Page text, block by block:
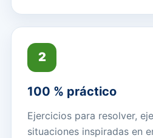
2
100 % práctico
Ejercicios para resolver,
situaciones inspiradas en